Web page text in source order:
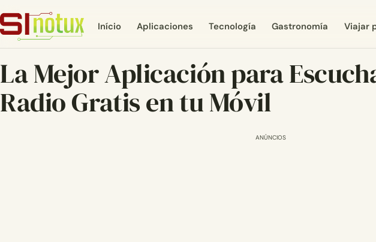
Início Aplicaciones Tecnología Gastronomía Viajar
La Mejor Aplicación para
Radio Gratis en tu Móvil
ANÚNCIOS